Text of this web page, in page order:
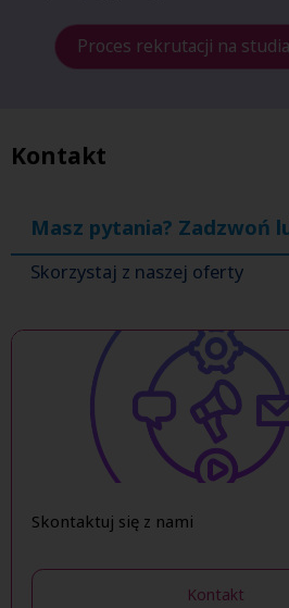
Proces rekrutacji na
Kontakt
Masz pytania? Zadzwoń
Skorzystaj z naszej oferty
Skontaktuj się z nami
Kontakt